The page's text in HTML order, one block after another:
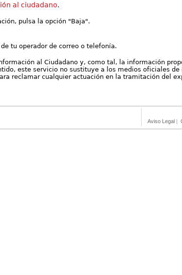
al ciudadano.
pulsa la opción "Baja".
tu operador de correo o telefonía.
al Ciudadano y, como tal, la información
este servicio no sustituye a los medios oficiales de
reclamar cualquier actuación en la tramitación del
Aviso Legal |